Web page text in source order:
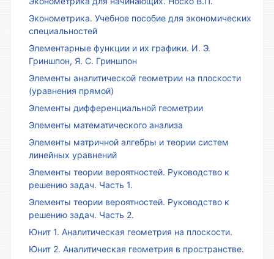
Эконометрика. Учебное пособие для экономических
специальностей
Элементарные функции и их графики. И. Э.
Гриншпон, Я. С. Гриншпон
Элементы аналитической геометрии на плоскости
(уравнения прямой)
Элементы дифференциальной геометрии
Элементы математического анализа
Элементы матричной алгебры и теории систем
линейных уравнений
Элементы теории вероятностей. Руководство к
решению задач. Часть 1.
Элементы теории вероятностей. Руководство к
решению задач. Часть 2.
Юнит 1. Аналитическая геометрия на плоскости.
Юнит 2. Аналитическая геометрия в пространстве.